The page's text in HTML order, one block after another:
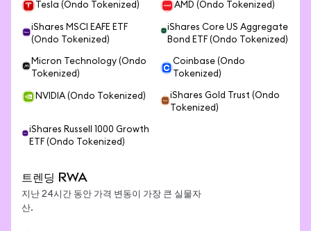
Tesla (Ondo Tokenized) AMD (Ondo Tokenized)
iShares MSCI EAFE ETF
(Ondo Tokenized)
iShares Core US Aggregate
Bond ETF (Ondo Tokenized)
Micron Technology (Ondo
Tokenized)
Coinbase (Ondo
Tokenized)
NVIDIA (Ondo Tokenized)
iShares Gold Trust (Ondo
Tokenized)
iShares Russell 1000 Growth
ETF (Ondo Tokenized)
트렌딩 RWA
지난 24시간 동안 가격 변동이 가장 큰 실물자
산.